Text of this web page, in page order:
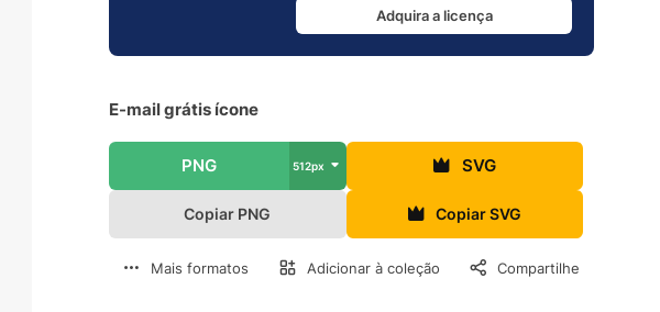
Adquira a licença
E-mail grátis ícone
PNG 512px SVG
Copiar PNG Copiar SVG
Mais formatos Adicionar à coleção Compartilhe